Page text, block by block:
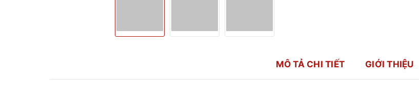
MÔ TẢ CHI TIẾT GIỚI THIỆU